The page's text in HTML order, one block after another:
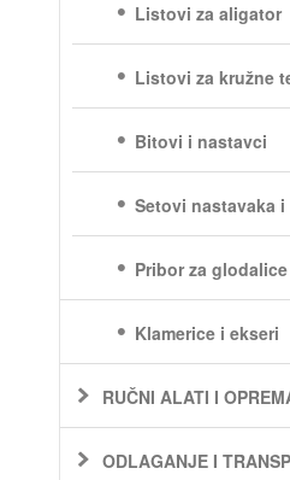
Listovi za aligator
Listovi za kružne
Bitovi i nastavci
Setovi nastavaka
Pribor za
Klamerice i ekseri
RUČNI ALATI I
ODLAGANJE I